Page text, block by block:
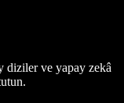
diziler ve yapay zekâ